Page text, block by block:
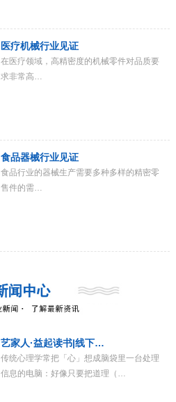
医疗机械行业见证
在医疗领域，高精密度的机械零件对品质要
求非常高…
食品器械行业见证
食品行业的器械生产需要多种多样的精密零
售件的需…
艺家人·益起读书|线下…
传统心理学常把「心」想成脑袋里一台处理
信息的电脑：好像只要把道理（…